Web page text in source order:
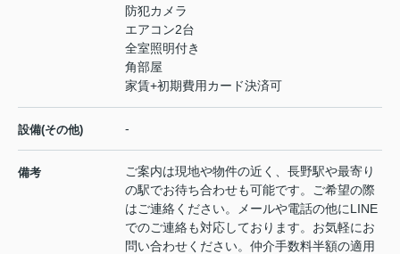
防犯カメラ
エアコン2台
全室照明付き
角部屋
家賃+初期費用カード決済可
設備(その他) -
備考
ご案内は現地や物件の近く、長野駅や最寄り
の駅でお待ち合わせも可能です。ご希望の際
はご連絡ください。メールや電話の他にLINE
でのご連絡も対応しております。お気軽にお
問い合わせください。仲介手数料半額の適用